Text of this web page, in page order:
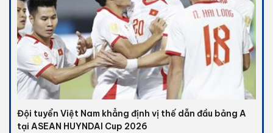
Đội tuyển Việt Nam khẳng định vị thế dẫn đầu bảng A
tại ASEAN HUYNDAI Cup 2026